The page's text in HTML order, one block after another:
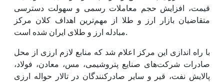
قیمت، افزایش حجم معاملات رسمی و سهولت دسترسی
متقاضیان بازار ارز و طلا از مهم‌ترین اهداف کلان مرکز
مبادله ارز و طلای ایران شده است.
با راه اندازی این مرکز اعلام شد که منابع لازم ارزی از محل
صادرات شرکت‌های صنایع پتروشیمی، مس، معادن، فولاد،
پالایش نفت، قیر و سایر صادرکنندگان در تالار حواله ارزی